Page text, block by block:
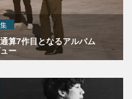
算7作目となるアルバム
ー